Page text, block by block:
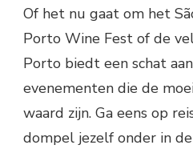
Of het nu gaat om het
Porto Wine Fest of de
Porto biedt een schat
evenementen die de
waard zijn. Ga eens op
dompel jezelf onder in